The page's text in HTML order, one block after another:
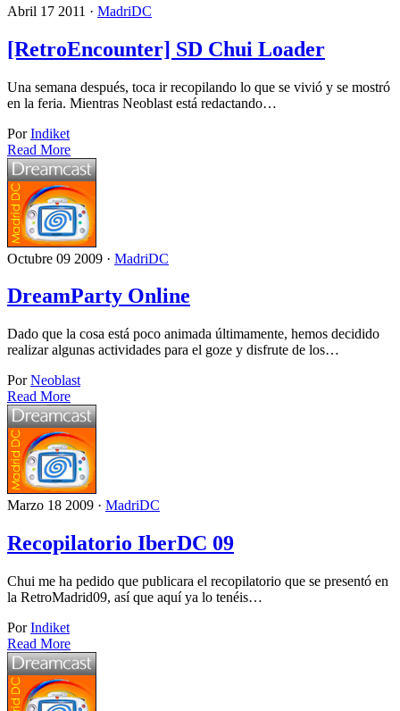
Abril 17 2011 · MadriDC
[RetroEncounter] SD Chui Loader
Una semana después, toca ir recopilando lo que se vivió y se mostró
en la feria. Mientras Neoblast está redactando…
PorIndiket
Read More
Octubre 09 2009 · MadriDC
DreamParty Online
Dado que la cosa está poco animada últimamente, hemos decidido
realizar algunas actividades para el goze y disfrute de los…
PorNeoblast
Read More
Marzo 18 2009 · MadriDC
Recopilatorio IberDC 09
Chui me ha pedido que publicara el recopilatorio que se presentó en
la RetroMadrid09, así que aquí ya lo tenéis…
PorIndiket
Read More